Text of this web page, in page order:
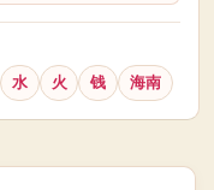
水 火 钱 海南